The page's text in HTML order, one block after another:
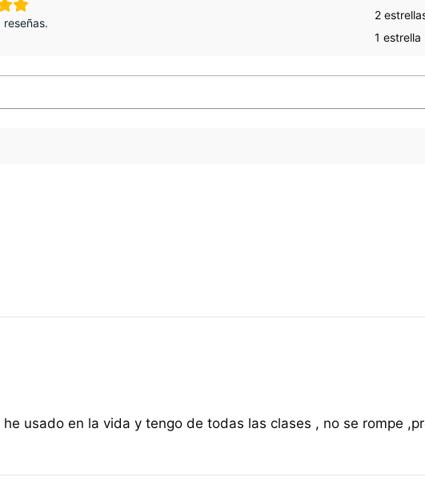
reseñas.
2
1 estrella
usado en la vida y tengo de todas las clases , no se rompe